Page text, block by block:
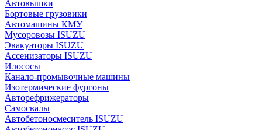
Автовышки
Бортовые грузовики
Автомашины КМУ
Мусоровозы ISUZU
Эвакуаторы ISUZU
Ассенизаторы ISUZU
Илососы
Канало-промывочные машины
Изотермические фургоны
Авторефрижераторы
Самосвалы
Автобетоносмеситель ISUZU